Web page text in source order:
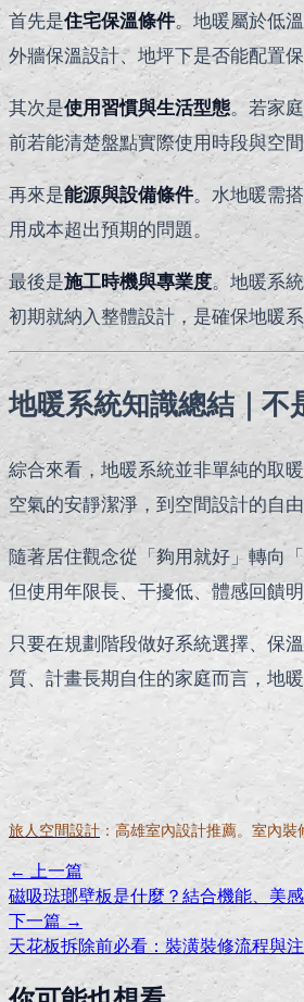
首先是住宅保溫條件。地暖屬於低
外牆保溫設計、地坪下是否能配置
其次是使用習慣與生活型態。若家
前若能清楚盤點實際使用時段與空
再來是能源與設備條件。水地暖需
用成本超出預期的問題。
最後是施工時機與專業度。地暖系
初期就納入整體設計，是確保地暖
地暖系統知識總結｜不
綜合來看，地暖系統並非單純的取
空氣的安靜潔淨，到空間設計的自
隨著居住觀念從「夠用就好」轉向
但使用年限長、干擾低、體感回饋
只要在規劃階段做好系統選擇、保
質、計畫長期自住的家庭而言，地
旅人空間設計 ：高雄室內設計推薦。室內裝
← 上一篇
磁吸琺瑯壁板是什麼？結合機能、美
下一篇 →
天花板拆除前必看：裝潢裝修流程與